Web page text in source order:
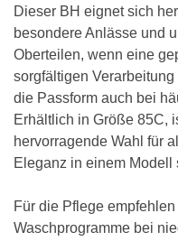
Dieser BH eignet sich
besondere Anlässe und
Oberteilen, wenn eine
sorgfältigen
die Passform auch bei
Erhältlich in Größe 85C,
hervorragende Wahl für
Eleganz in einem Modell
Für die Pflege
Waschprogramme bei